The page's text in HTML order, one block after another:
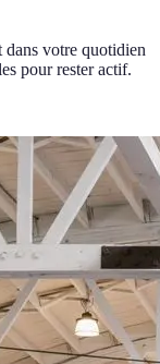
dans votre quotidien
pour rester actif.